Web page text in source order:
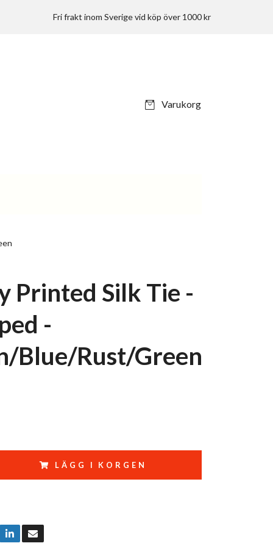
Fri frakt inom Sverige vid köp över 1000 kr
Varukorg
Printed Silk Tie -
-
Blue/Rust/Green
LÄGG I KORGEN